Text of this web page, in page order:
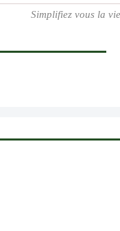
Simplifiez vous la